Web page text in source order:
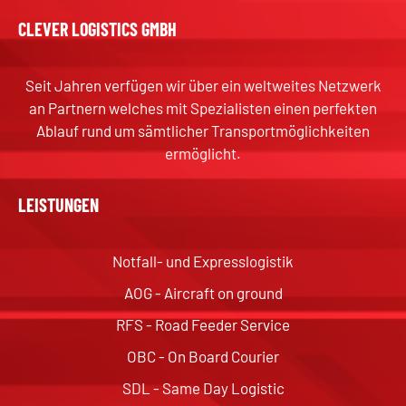
CLEVER LOGISTICS GMBH
Seit Jahren verfügen wir über ein weltweites Netzwerk
an Partnern welches mit Spezialisten einen perfekten
Ablauf rund um sämtlicher Transportmöglichkeiten
ermöglicht.
LEISTUNGEN
Notfall- und Expresslogistik
AOG - Aircraft on ground
RFS - Road Feeder Service
OBC - On Board Courier
SDL - Same Day Logistic